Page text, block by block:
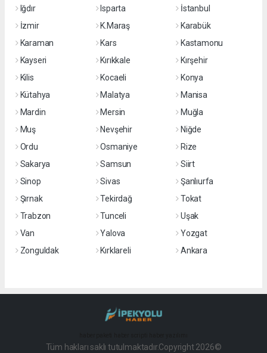
Iğdır
Isparta
İstanbul
İzmir
K.Maraş
Karabük
Karaman
Kars
Kastamonu
Kayseri
Kırıkkale
Kırşehir
Kilis
Kocaeli
Konya
Kütahya
Malatya
Manisa
Mardin
Mersin
Muğla
Muş
Nevşehir
Niğde
Ordu
Osmaniye
Rize
Sakarya
Samsun
Siirt
Sinop
Sivas
Şanlıurfa
Şırnak
Tekirdağ
Tokat
Trabzon
Tunceli
Uşak
Van
Yalova
Yozgat
Zonguldak
Kırklareli Ankara
Tüm hakları saklı tutulmaktadır.Copyright 2026©